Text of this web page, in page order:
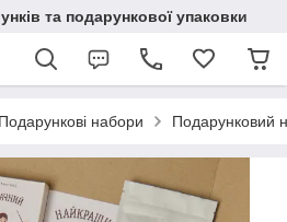
та подарункової упаковки
Подарункові набори Подарунковий